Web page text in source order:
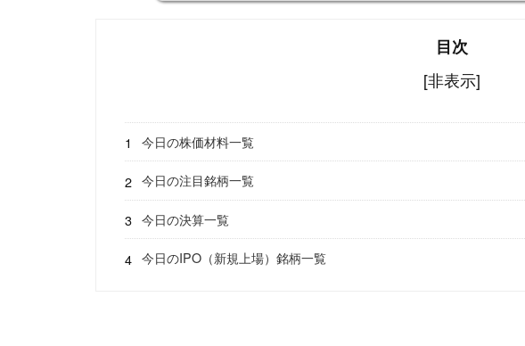
目次
[非表示]
今日の株価材料一覧
今日の注目銘柄一覧
今日の決算一覧
今日のIPO（新規上場）銘柄一覧